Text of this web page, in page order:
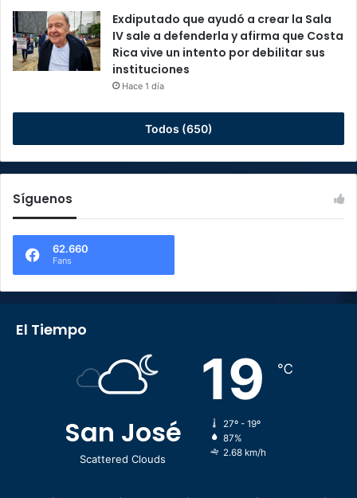
Exdiputado que ayudó a crear la Sala
IV sale a defenderla y afirma que Costa
Rica vive un intento por debilitar sus
instituciones
Hace 1 día
Todos (650)
Síguenos
62.660
Fans
El Tiempo
San José
Scattered Clouds
19 ℃
27º - 19º
87%
2.68 km/h